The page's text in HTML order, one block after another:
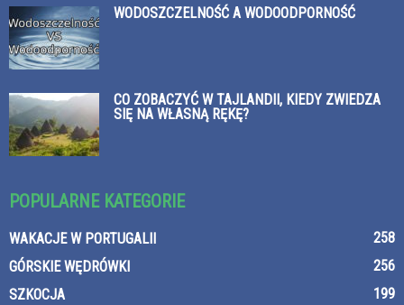
WODOSZCZELNOŚĆ A WODOODPORNOŚĆ
CO ZOBACZYĆ W TAJLANDII, KIEDY ZWIEDZA
SIĘ NA WŁASNĄ RĘKĘ?
POPULARNE KATEGORIE
WAKACJE W PORTUGALII
258
GÓRSKIE WĘDRÓWKI
256
SZKOCJA
199